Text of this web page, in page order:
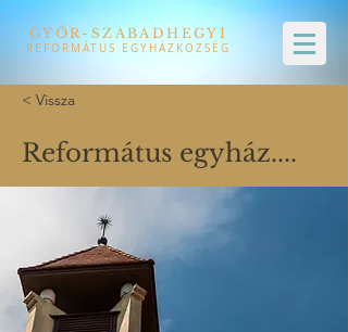
GYŐR-SZABADHEGYI
REFORMÁTUS EGYHÁZKÖZSÉG
< Vissza
Református egyház....